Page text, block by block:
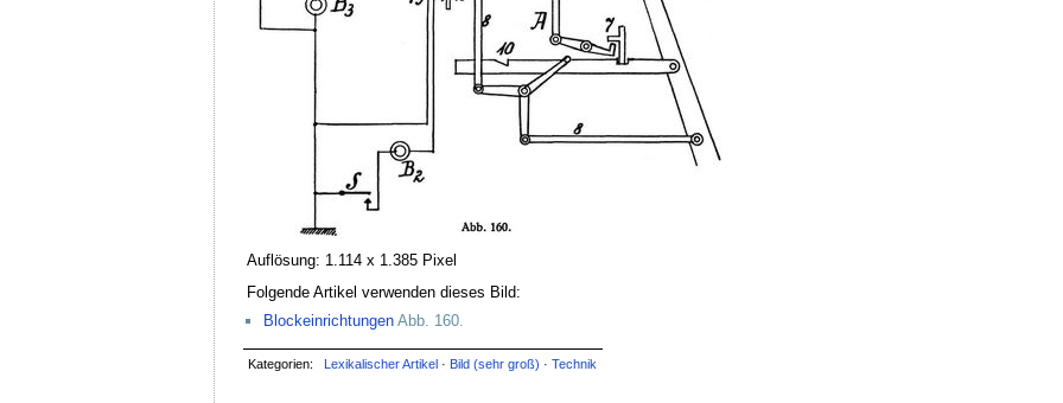
Auflösung: 1.114 x 1.385 Pixel
Folgende Artikel verwenden dieses Bild:
Blockeinrichtungen Abb. 160.
Kategorien: Lexikalischer Artikel · Bild (sehr groß) ·Technik